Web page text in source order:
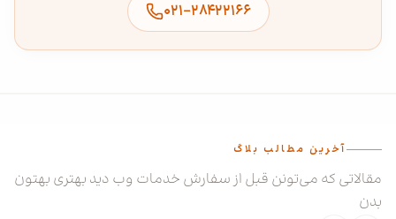
۰۲۱-۲۸۴۲۲۱۶۶
آخرین مطالب بلاگ
مقالاتی که می‌تونن قبل از سفارش خدمات وب دید بهتری بهتون
بدن